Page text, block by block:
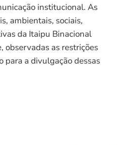
institucional. As
ambientais, sociais,
da Itaipu Binacional
observadas as restrições
para a divulgação dessas